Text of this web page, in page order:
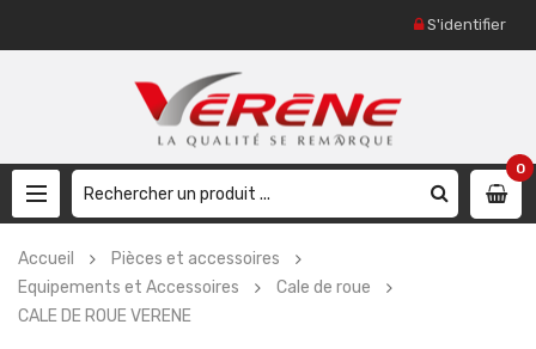
S'identifier
0
Accueil
Pièces et accessoires
Equipements et Accessoires
Cale de roue
CALE DE ROUE VERENE